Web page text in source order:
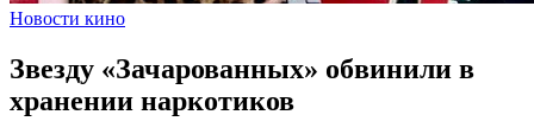
Новости кино
Звезду «Зачарованных» обвинили в
хранении наркотиков